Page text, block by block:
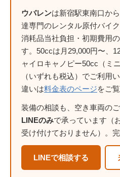
ウバレンは新宿駅東南口か
達専門のレンタル原付バイ
消耗品当社負担・初期費用
す。50ccは月29,000円〜、
ャイロキャノピー50cc（ミ
（いずれも税込）でご利用
違いは料金表のページをご
装備の相談も、空き車両のご
LINEのみで承っています（
受け付けておりません）。完
LINEで相談する